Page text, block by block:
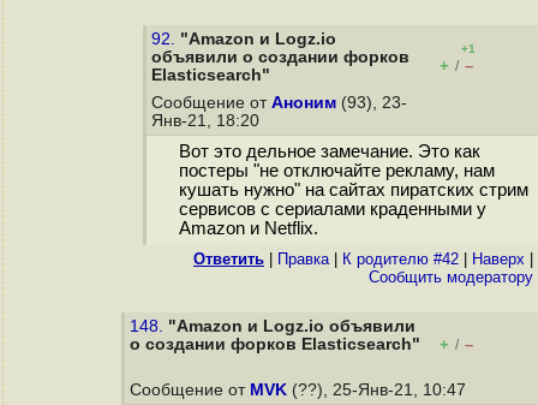
92. "Amazon и Logz.io
объявили о создании форков
Elasticsearch"
+1
+ / –
Сообщение от Аноним (93), 23-
Янв-21, 18:20
Вот это дельное замечание. Это как
постеры "не отключайте рекламу, нам
кушать нужно" на сайтах пиратских стрим
сервисов с сериалами краденными у
Amazon и Netflix.
Ответить Правка| К родителю #42 Наверх
Cообщить модератору
148. "Amazon и Logz.io объявили
о создании форков Elasticsearch"
+ / –
Сообщение от MVK (??), 25-Янв-21, 10:47